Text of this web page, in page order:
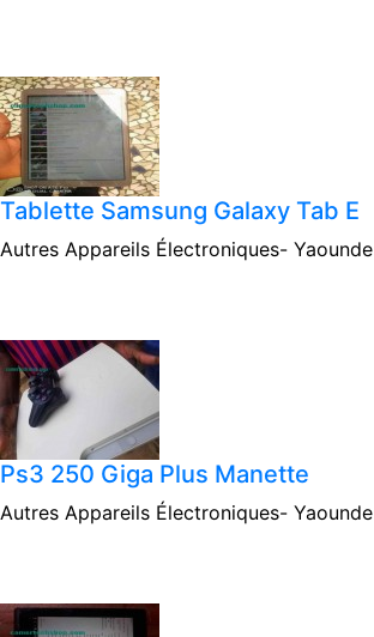
Tablette Samsung Galaxy Tab E
Autres Appareils Électroniques- Yaounde
Ps3 250 Giga Plus Manette
Autres Appareils Électroniques- Yaounde